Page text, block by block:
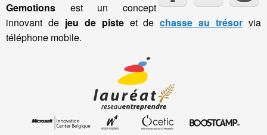
Gemotions est un concept
innovant de jeu de pisteet dechasse au trésor via
téléphone mobile.